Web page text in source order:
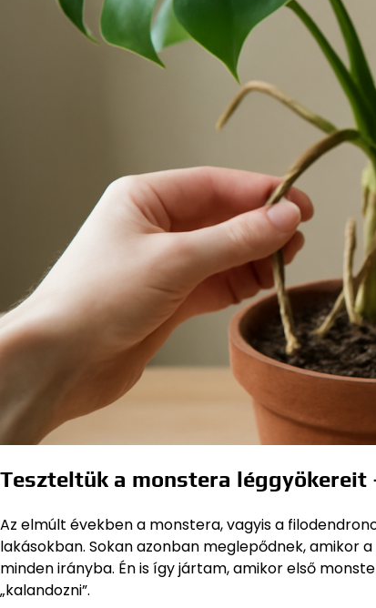
Teszteltük a monstera léggyökereit
Az elmúlt években a monstera, vagyis a
lakásokban. Sokan azonban meglepődnek, amikor
minden irányba. Én is így jártam, amikor első
„kalandozni”.